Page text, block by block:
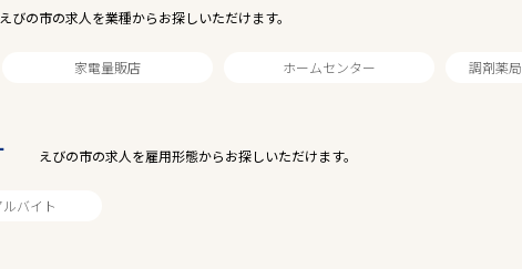
えびの市の求人を業種からお探しいただけます。
家電量販店 ホームセンター 調剤薬局
えびの市の求人を雇用形態からお探しいただけます。
バイト